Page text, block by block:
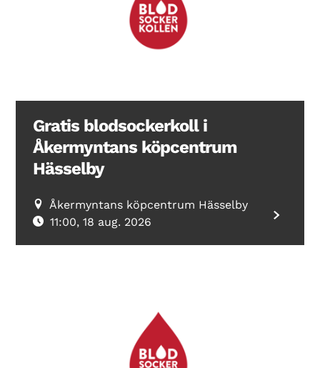
Gratis blodsockerkoll i
Åkermyntans köpcentrum
Hässelby
Åkermyntans köpcentrum Hässelby
11:00, 18 aug. 2026